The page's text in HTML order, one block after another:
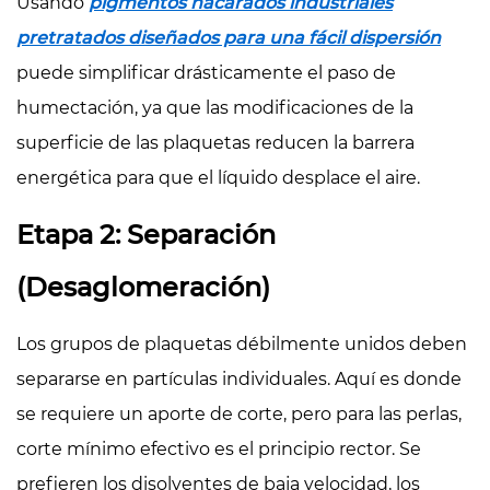
pretratados diseñados para una fácil dispersión
puede simplificar drásticamente el paso de
humectación, ya que las modificaciones de la
superficie de las plaquetas reducen la barrera
energética para que el líquido desplace el aire.
Etapa 2: Separación
(Desaglomeración)
Los grupos de plaquetas débilmente unidos deben
separarse en partículas individuales. Aquí es donde
se requiere un aporte de corte, pero para las perlas,
corte mínimo efectivo es el principio rector. Se
prefieren los disolventes de baja velocidad, los